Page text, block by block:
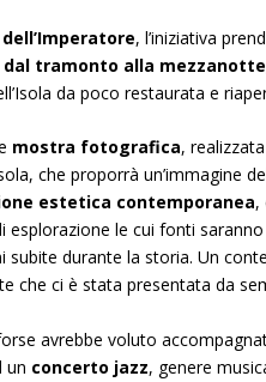
, l’iniziativa
tramonto alla
da poco restaurata e
mostra fotografica,
che proporrà un’immagine
estetica contemporanea,
esplorazione le cui fonti
durante la storia. Un
che ci è stata presentata da
avrebbe voluto
un concerto jazz, genere